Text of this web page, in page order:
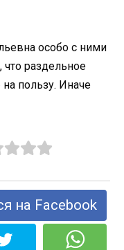
особо с ними
что раздельное
пользу. Иначе
на Facebook